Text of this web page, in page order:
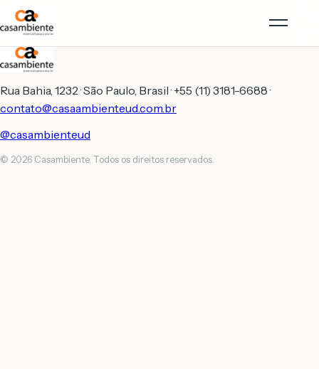
Rua Bahia, 1232 · São Paulo, Brasil · +55 (11) 3181-6688 ·
contato@casaambienteud.com.br
@casambienteud
© 2026 Casambiente. Todos os direitos reservados.